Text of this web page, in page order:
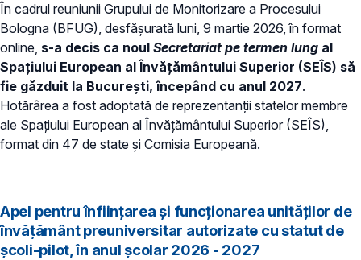
În cadrul reuniunii Grupului de Monitorizare a Procesului
Bologna (BFUG), desfășurată luni, 9 martie 2026, în format
online, s-a decis ca noul Secretariat pe termen lung al
Spațiului European al Învățământului Superior (SEÎS) să
fie găzduit la București, începând cu anul 2027.
Hotărârea a fost adoptată de reprezentanții statelor membre
ale Spațiului European al Învățământului Superior (SEÎS),
format din 47 de state și Comisia Europeană.
Apel pentru înființarea și funcționarea unităților de
învățământ preuniversitar autorizate cu statut de
școli-pilot, în anul școlar 2026 - 2027